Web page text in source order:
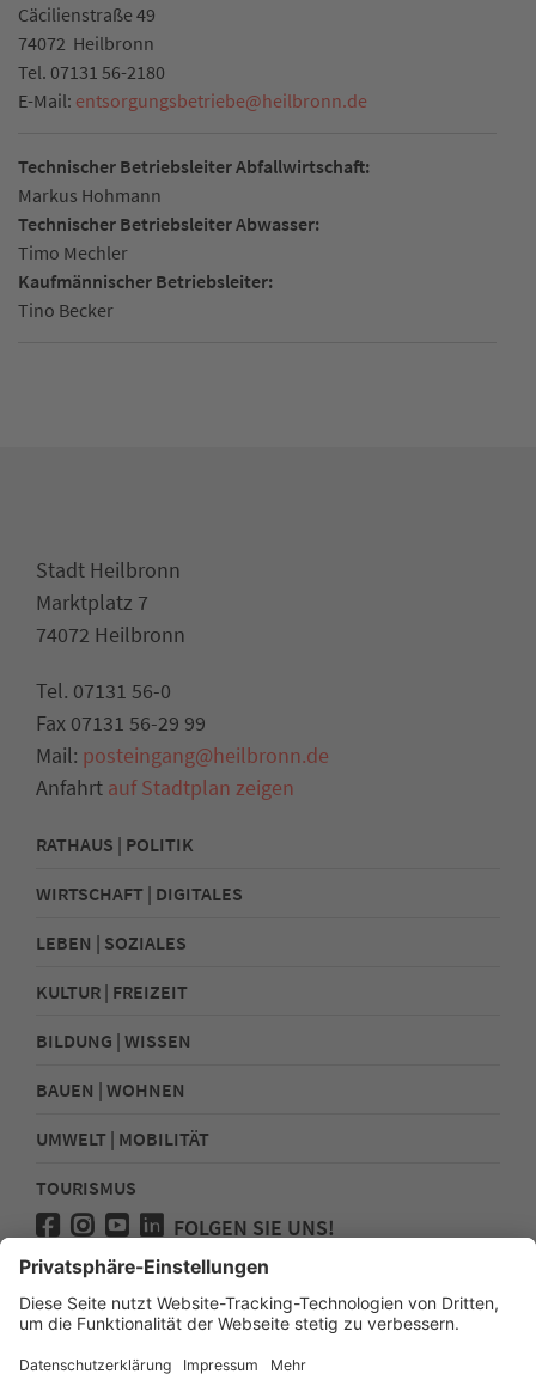
Cäcilienstraße 49
74072 Heilbronn
Tel. 07131 56-2180
E-Mail: entsorgungsbetriebe@heilbronn.de
Technischer Betriebsleiter Abfallwirtschaft:
Markus Hohmann
Technischer Betriebsleiter Abwasser:
Timo Mechler
Kaufmännischer Betriebsleiter:
Tino Becker
Stadt Heilbronn
Marktplatz 7
74072 Heilbronn
Tel. 07131 56-0
Fax 07131 56-29 99
Mail: posteingang@heilbronn.de
Anfahrt auf Stadtplan zeigen
RATHAUS | POLITIK
WIRTSCHAFT | DIGITALES
LEBEN | SOZIALES
KULTUR | FREIZEIT
BILDUNG | WISSEN
BAUEN | WOHNEN
UMWELT | MOBILITÄT
TOURISMUS
FOLGEN SIE UNS!
Presse
Kontakt
Impressum